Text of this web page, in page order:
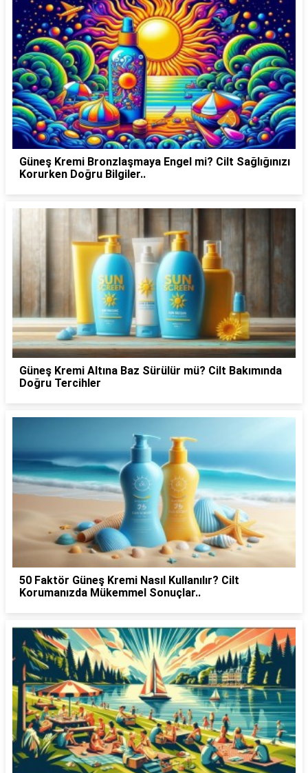
Güneş Kremi Bronzlaşmaya Engel mi? Cilt Sağlığınızı
Korurken Doğru Bilgiler..
Güneş Kremi Altına Baz Sürülür mü? Cilt Bakımında
Doğru Tercihler
50 Faktör Güneş Kremi Nasıl Kullanılır? Cilt
Korumanızda Mükemmel Sonuçlar..